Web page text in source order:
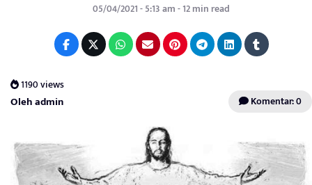
05/04/2021 - 5:13 am - 12 min read
1190 views
Oleh admin Komentar: 0